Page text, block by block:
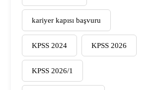
kariyer kapısı başvuru
KPSS 2024 KPSS 2026
KPSS 2026/1